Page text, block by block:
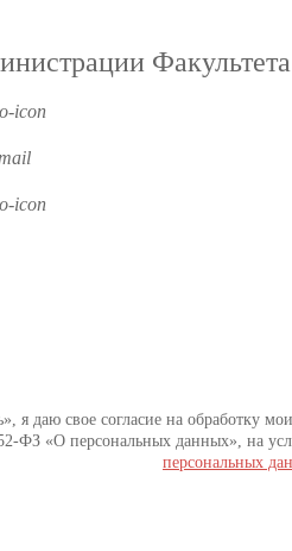
Факультета
icon
icon
я даю свое согласие на обработку
ФЗ «О персональных данных», на
персональных